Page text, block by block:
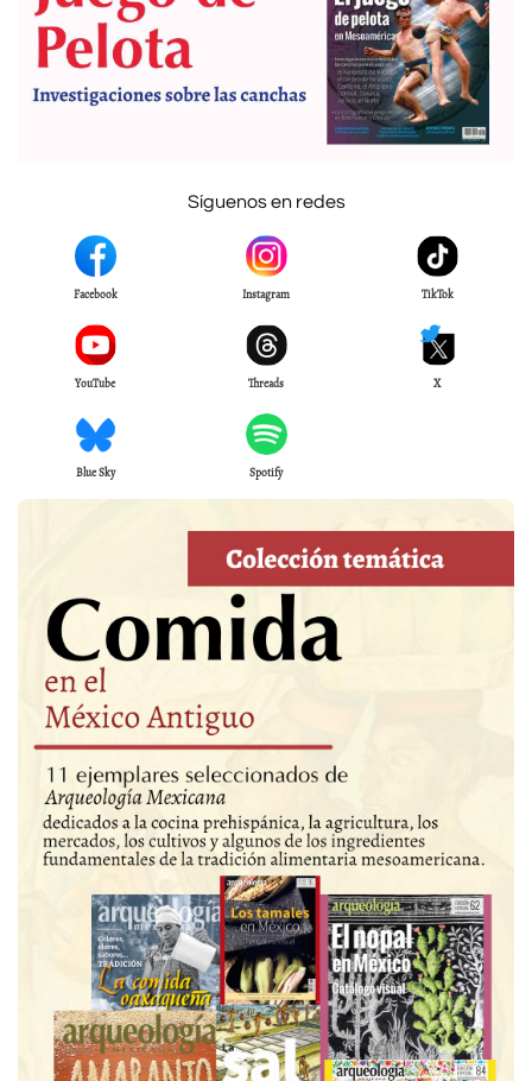
Síguenos en redes
Facebook Instagram TikTok
YouTube Threads X
Blue Sky Spotify